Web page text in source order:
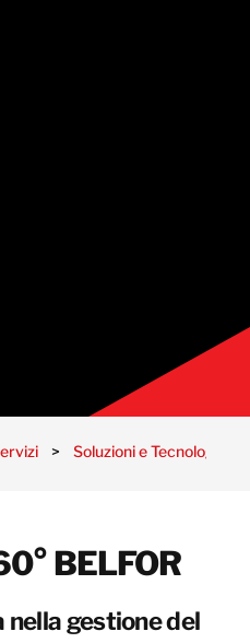
> Soluzioni e Tecnologie
BELFOR
gestione del